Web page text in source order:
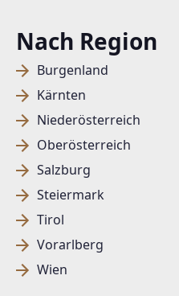
Nach Region
Burgenland
Kärnten
Niederösterreich
Oberösterreich
Salzburg
Steiermark
Tirol
Vorarlberg
Wien